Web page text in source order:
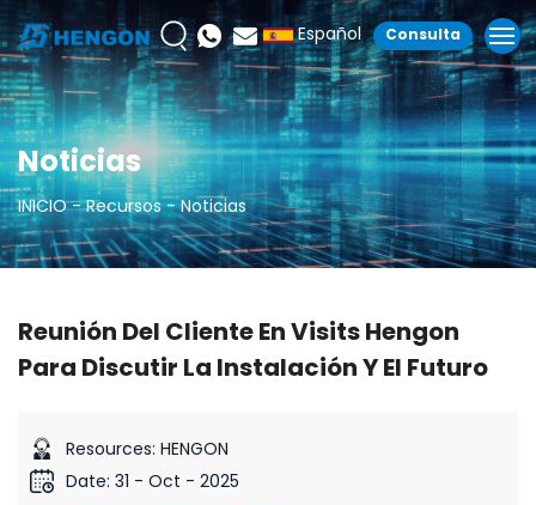
Español Consulta
Noticias
INICIO Recursos Noticias
Reunión Del Cliente En Visits Hengon
Para Discutir La Instalación Y El Futuro
Resources: HENGON
Date: 31 - Oct - 2025